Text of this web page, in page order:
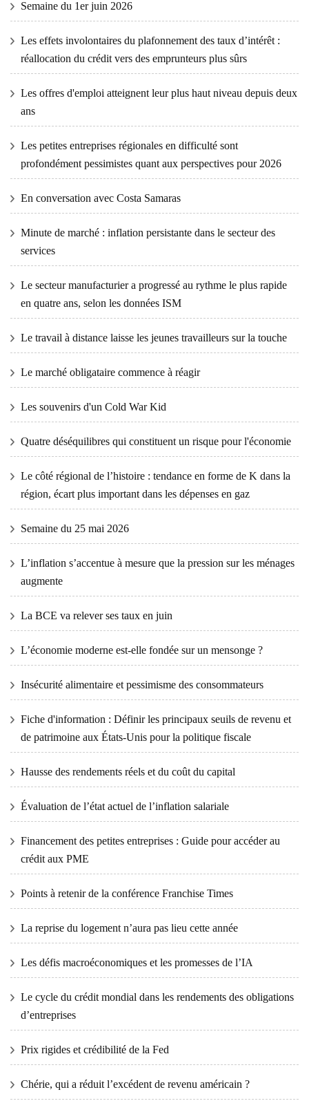
Semaine du 1er juin 2026
Les effets involontaires du plafonnement des taux d’intérêt :
réallocation du crédit vers des emprunteurs plus sûrs
Les offres d'emploi atteignent leur plus haut niveau depuis deux
ans
Les petites entreprises régionales en difficulté sont
profondément pessimistes quant aux perspectives pour 2026
En conversation avec Costa Samaras
Minute de marché : inflation persistante dans le secteur des
services
Le secteur manufacturier a progressé au rythme le plus rapide
en quatre ans, selon les données ISM
Le travail à distance laisse les jeunes travailleurs sur la touche
Le marché obligataire commence à réagir
Les souvenirs d'un Cold War Kid
Quatre déséquilibres qui constituent un risque pour l'économie
Le côté régional de l’histoire : tendance en forme de K dans la
région, écart plus important dans les dépenses en gaz
Semaine du 25 mai 2026
L’inflation s’accentue à mesure que la pression sur les ménages
augmente
La BCE va relever ses taux en juin
L’économie moderne est-elle fondée sur un mensonge ?
Insécurité alimentaire et pessimisme des consommateurs
Fiche d'information : Définir les principaux seuils de revenu et
de patrimoine aux États-Unis pour la politique fiscale
Hausse des rendements réels et du coût du capital
Évaluation de l’état actuel de l’inflation salariale
Financement des petites entreprises : Guide pour accéder au
crédit aux PME
Points à retenir de la conférence Franchise Times
La reprise du logement n’aura pas lieu cette année
Les défis macroéconomiques et les promesses de l’IA
Le cycle du crédit mondial dans les rendements des obligations
d’entreprises
Prix ​​​​rigides et crédibilité de la Fed
Chérie, qui a réduit l’excédent de revenu américain ?